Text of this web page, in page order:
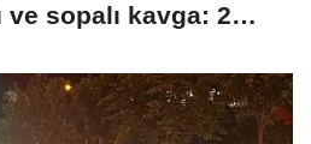
ve sopalı kavga: 2